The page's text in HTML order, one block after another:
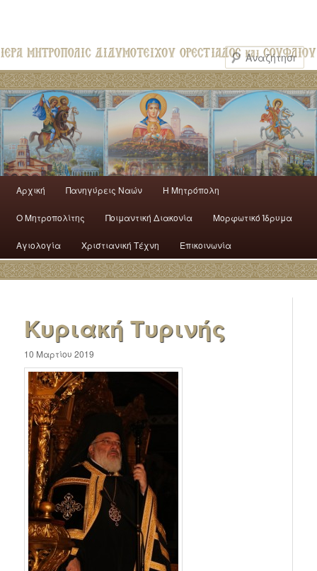
Αρχική Πανηγύρεις Ναών H Mητρόπολη
Ο Mητροπολίτης Ποιμαντική Διακονία Μορφωτικό Ίδρυμα
Αγιολογία Χριστιανική Τέχνη Επικοινωνία
Κυριακή Τυρινής
10 Μαρτίου 2019